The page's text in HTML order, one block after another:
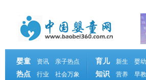
婴童
热点
资讯
亲子热点
行业
社会万象
育儿
知识
新生 婴幼
营养
早教